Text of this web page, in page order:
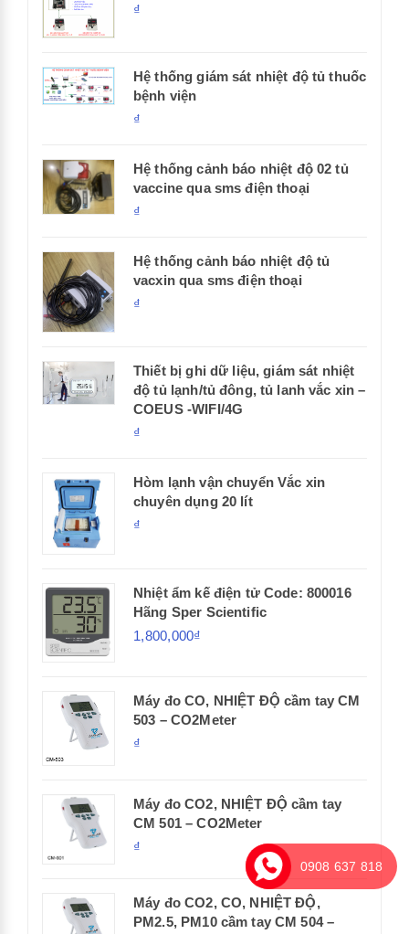
₫
Hệ thống giám sát nhiệt độ tủ thuốc
bệnh viện
₫
Hệ thống cảnh báo nhiệt độ 02 tủ
vaccine qua sms điện thoại
₫
Hệ thống cảnh báo nhiệt độ tủ
vacxin qua sms điện thoại
₫
Thiết bị ghi dữ liệu, giám sát nhiệt
độ tủ lạnh/tủ đông, tủ lanh vắc xin –
COEUS -WIFI/4G
₫
Hòm lạnh vận chuyển Vắc xin
chuyên dụng 20 lít
₫
Nhiệt ẩm kế điện tử Code: 800016
Hãng Sper Scientific
1,800,000₫
Máy đo CO, NHIỆT ĐỘ cầm tay CM
503 – CO2Meter
₫
Máy đo CO2, NHIỆT ĐỘ cầm tay
CM 501 – CO2Meter
₫
Máy đo CO2, CO, NHIỆT ĐỘ,
PM2.5, PM10 cầm tay CM 504 –
0908 637 818